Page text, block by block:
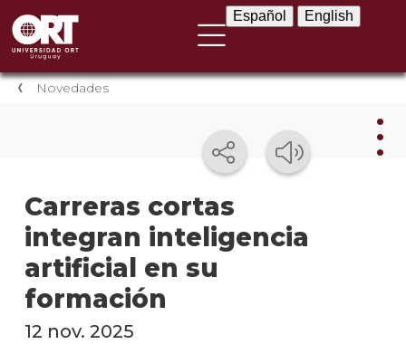
Español English
Novedades
Carreras cortas
integran inteligencia
artificial en su
formación
12 nov. 2025